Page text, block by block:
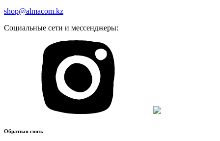
shop@almacom.kz
Социальные сети и мессенджеры:
Обратная связь